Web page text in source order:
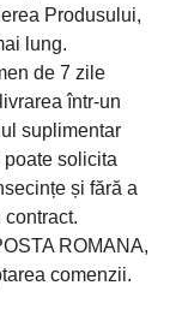
Produsului,
lung.
de 7 zile
într-un
suplimentar
solicita
și fără a
ROMANA,
comenzii.